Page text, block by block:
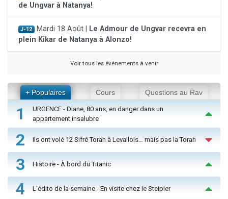
de Ungvar à Natanya!
J-12 Mardi 18 Août |
Le Admour de Ungvar recevra en
plein Kikar de Natanya à Alonzo!
Voir tous les événements à venir
+ Populaires Cours Questions au Rav
1
URGENCE - Diane, 80 ans, en danger dans un
appartement insalubre
2 Ils ont volé 12 Sifré Torah à Levallois… mais pas la Torah
3 Histoire - À bord du Titanic
4 L'édito de la semaine - En visite chez le Steipler